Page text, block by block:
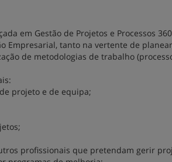
em Gestão de Projetos e Processos
Empresarial, tanto na vertente de
de metodologias de trabalho
projeto e de equipa;
profissionais que pretendam gerir